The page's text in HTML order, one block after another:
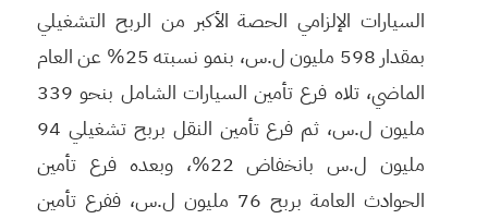
السيارات الإلزامي الحصة الأكبر من الربح التشغيلي
بمقدار 598 مليون ل.س، بنمو نسبته 25% عن العام
الماضي، تلاه فرع تأمين السيارات الشامل بنحو 339
مليون ل.س، ثم فرع تأمين النقل بربح تشغيلي 94
مليون ل.س بانخفاض 22%، وبعده فرع تأمين
الحوادث العامة بربح 76 مليون ل.س، ففرع تأمين